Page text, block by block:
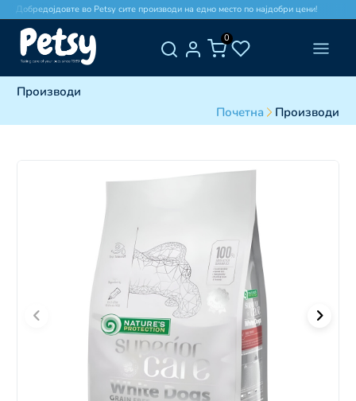
Добредојдовте во Petsy сите производи на едно место по најдобри цени!
0
Производи
Почетна
Производи